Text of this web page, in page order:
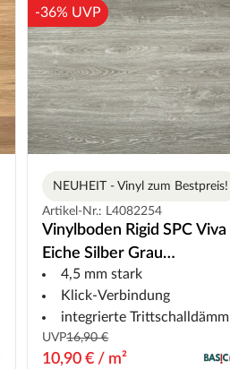
-36% UVP
NEUHEIT - Vinyl zum Bestpreis!
Artikel-Nr.: L4082254
Vinylboden Rigid SPC Viva
Eiche Silber Grau
Landhausdiele
4,5 mm stark
Klick-Verbindung
integrierte Trittschalldämmung
UVP16,90 €
10,90 € / m²